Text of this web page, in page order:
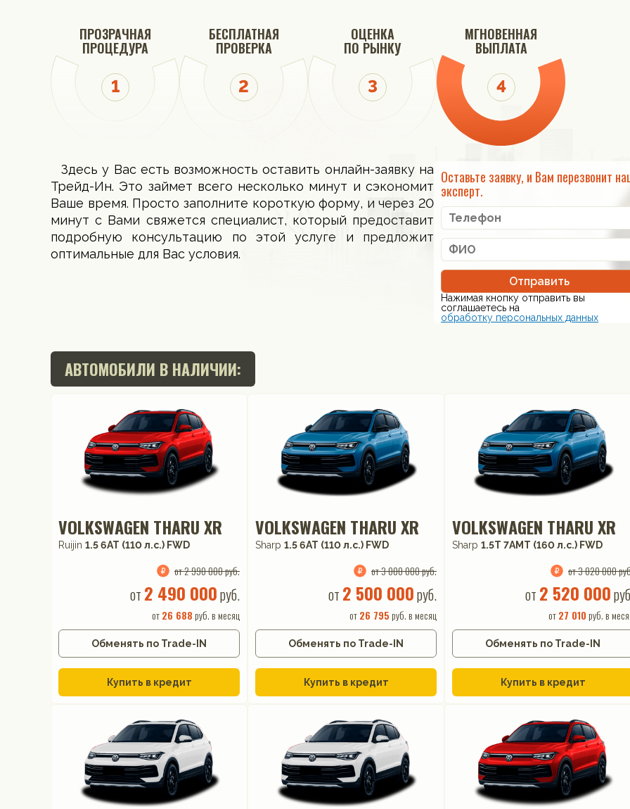
ПРОЗРАЧНАЯ
ПРОЦЕДУРА
БЕСПЛАТНАЯ
ПРОВЕРКА
ОЦЕНКА
ПО РЫНКУ
МГНОВЕННАЯ
ВЫПЛАТА
Здесь у Вас есть возможность оставить онлайн-заявку на
Трейд-Ин. Это займет всего несколько минут и сэкономит
Ваше время. Просто заполните короткую форму, и через 20
минут с Вами свяжется специалист, который предоставит
подробную консультацию по этой услуге и предложит
оптимальные для Вас условия.
Оставьте заявку, и Вам перезвонит
эксперт.
Отправить
Нажимая кнопку отправить вы
соглашаетесь на
обработку персональных данных
АВТОМОБИЛИ В НАЛИЧИИ:
VOLKSWAGEN THARU XR
Ruijin 1.5 6AT (110 л.с.) FWD
от 2 990 000 руб.
от 2 490 000руб.
от26 688 руб. в месяц
Обменять по Trade-IN
Купить в кредит
VOLKSWAGEN THARU XR
Sharp 1.5 6AT (110 л.с.) FWD
от 3 000 000 руб.
от 2 500 000руб.
от26 795 руб. в месяц
Обменять по Trade-IN
Купить в кредит
VOLKSWAGEN THARU XR
Sharp 1.5T 7AMT (160 л.с.) FWD
от 3 020 000
от 2 520 000
от27 010 руб. в
Обменять по Trade-IN
Купить в кредит